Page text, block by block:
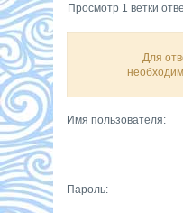
Просмотр 1 ветки
Для
Имя пользователя:
Пароль: